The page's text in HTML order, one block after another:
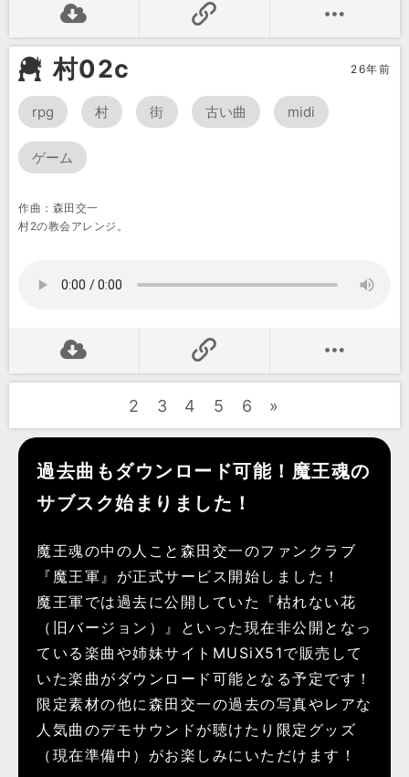
村02c 26年前
rpg 村 街 古い曲 midi
ゲーム
作曲：森田交一
村2の教会アレンジ。
2 3 4 5 6 »
過去曲もダウンロード可能！魔王魂の
サブスク始まりました！
魔王魂の中の人こと森田交一のファンクラブ
『魔王軍』が正式サービス開始しました！
魔王軍では過去に公開していた『枯れない花
（旧バージョン）』といった現在非公開となっ
ている楽曲や姉妹サイトMUSiX51で販売して
いた楽曲がダウンロード可能となる予定です！
限定素材の他に森田交一の過去の写真やレアな
人気曲のデモサウンドが聴けたり限定グッズ
（現在準備中）がお楽しみにいただけます！